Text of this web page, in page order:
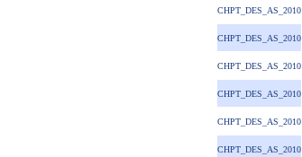
CHPT_DES_AS_2010
CHPT_DES_AS_2010
CHPT_DES_AS_2010
CHPT_DES_AS_2010
CHPT_DES_AS_2010
CHPT_DES_AS_2010